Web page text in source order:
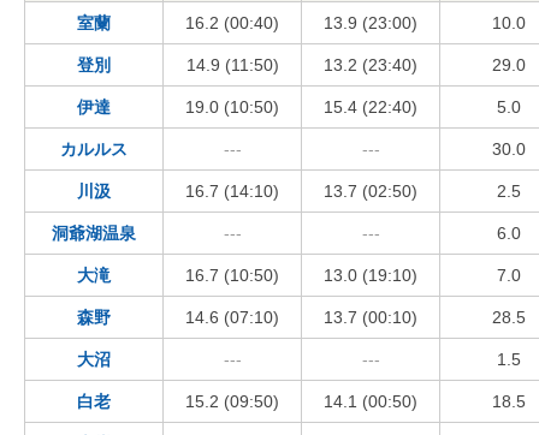
室蘭 16.2 (00:40) 13.9 (23:00) 10.0
登別 14.9 (11:50) 13.2 (23:40) 29.0
伊達 19.0 (10:50) 15.4 (22:40) 5.0
カルルス --- --- 30.0
川汲 16.7 (14:10) 13.7 (02:50) 2.5
洞爺湖温泉 --- --- 6.0
大滝 16.7 (10:50) 13.0 (19:10) 7.0
森野 14.6 (07:10) 13.7 (00:10) 28.5
大沼 --- --- 1.5
白老 15.2 (09:50) 14.1 (00:50) 18.5